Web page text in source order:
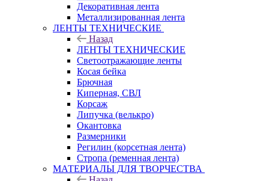
Декоративная лента
Металлизированная лента
ЛЕНТЫ ТЕХНИЧЕСКИЕ
Назад
ЛЕНТЫ ТЕХНИЧЕСКИЕ
Светоотражающие ленты
Косая бейка
Брючная
Киперная, СВЛ
Корсаж
Липучка (велькро)
Окантовка
Размерники
Регилин (корсетная лента)
Стропа (ременная лента)
МАТЕРИАЛЫ ДЛЯ ТВОРЧЕСТВА